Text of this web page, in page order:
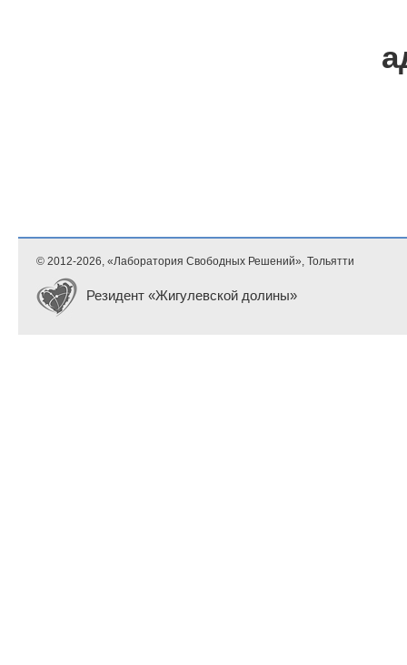
© 2012-2026, «Лаборатория Свободных Решений», Тольятти
Резидент «Жигулевской долины»